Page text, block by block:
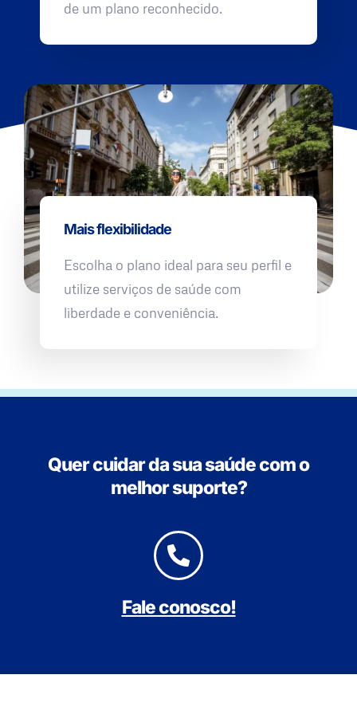
de um plano reconhecido.
Mais flexibilidade
Escolha o plano ideal para seu perfil e
utilize serviços de saúde com
liberdade e conveniência.
Quer cuidar da sua saúde com o
melhor suporte?
Fale conosco!